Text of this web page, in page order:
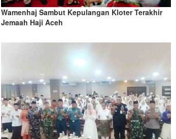
Wamenhaj Sambut Kepulangan Kloter Terakhir
Jemaah Haji Aceh